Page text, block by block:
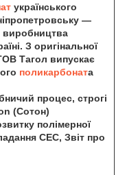
українського
—
виробництва
З оригінальної
Тагол випускає
поликарбоната
процес, строгі
(Сотон)
полімерної
СЕС, Звіт про